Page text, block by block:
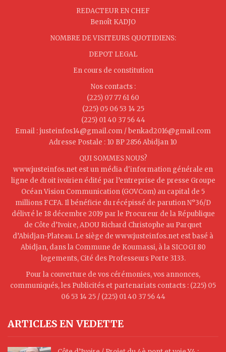
REDACTEUR EN CHEF
Benoît KADJO
NOMBRE DE VISITEURS QUOTIDIENS:
DEPOT LEGAL
En cours de constitution
Nos contacts :
(225) 07 77 61 60
(225) 05 06 53 14 25
(225) 01 40 37 56 44
Email : justeinfos14@gmail.com / benkad2016@gmail.com
Adresse Postale : 10 BP 2856 Abidjan 10
QUI SOMMES NOUS?
www.justeinfos.net est un média d'information générale en
ligne de droit ivoirien édité par l’entreprise de presse Groupe
Océan Vision Communication (GOVCom) au capital de 5
millions FCFA. Il bénéficie du récépissé de parution N°36/D
délivré le 18 décembre 2019 par le Procureur de la République
de Côte d’Ivoire, ADOU Richard Christophe au Parquet
d’Abidjan-Plateau. Le siège de www.justeinfos.net est basé à
Abidjan, dans la Commune de Koumassi, à la SICOGI 80
logements, Cité des Professeurs Porte 3133.
Pour la couverture de vos cérémonies, vos annonces,
communiqués, les Publicités et partenariats contacts : (225) 05
06 53 14 25 / (225) 01 40 37 56 44
ARTICLES EN VEDETTE